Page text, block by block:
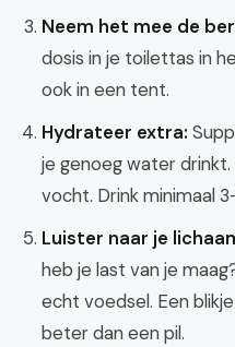
Neem het mee de
dosis in je toilettas in
ook in een tent.
Hydrateer extra:
je genoeg water
vocht. Drink minimaal
Luister naar je
heb je last van je
echt voedsel. Een
beter dan een pil.